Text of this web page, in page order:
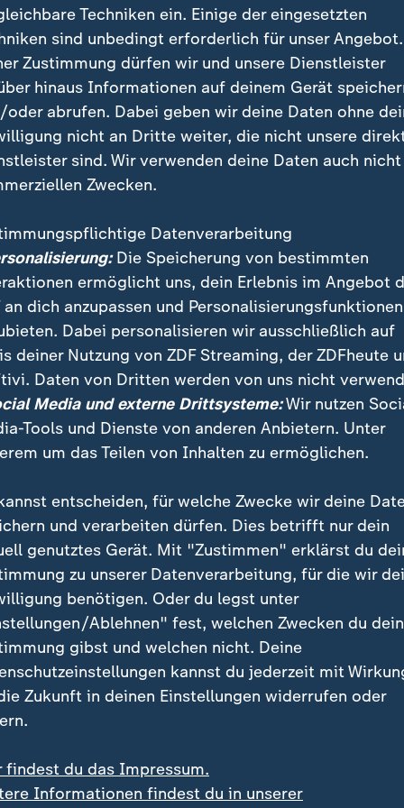
Chef Mario Draghi hat am Donnerstag den
erhalten. Ausgezeichnet wird sein Einsatz zur
in Charleroi:
Illegale
entdeckt
1:15
Bundestagswahl 2025
BSW-Wahleinspruch
weiter unbeantwortet
Video0:30
Techniken ein. Einige der eingesetzten
sind unbedingt erforderlich für unser
Zustimmung dürfen wir und unsere Dienstleister
hinaus Informationen auf deinem Gerät
oder abrufen. Dabei geben wir deine Daten ohne
nicht an Dritte weiter, die nicht unsere
sind. Wir verwenden deine Daten auch nicht
Zwecken.
Datenverarbeitung
Die Speicherung von bestimmten
ermöglicht uns, dein Erlebnis im Angebot
an dich anzupassen und Personalisierungsfunktionen
Dabei personalisieren wir ausschließlich auf
deiner Nutzung von ZDF Streaming, der ZDFheute
Daten von Dritten werden von uns nicht
Media und externe Drittsysteme:Wir nutzen
Tools und Dienste von anderen Anbietern. Unter
um das Teilen von Inhalten zu ermöglichen.
entscheiden, für welche Zwecke wir deine
und verarbeiten dürfen. Dies betrifft nur dein
genutztes Gerät. Mit "Zustimmen" erklärst du
zu unserer Datenverarbeitung, für die wir
benötigen. Oder du legst unter
Ablehnen" fest, welchen Zwecken du
gibst und welchen nicht. Deine
kannst du jederzeit mit
Zukunft in deinen Einstellungen widerrufen oder
findest du das Impressum.
Informationen findest du in unserer